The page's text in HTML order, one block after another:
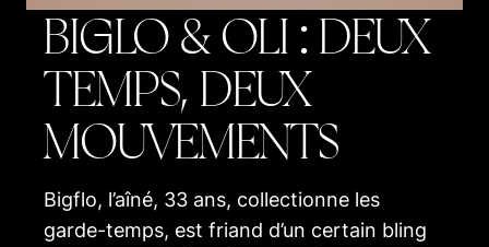
BIGLO & OLI : DEUX
TEMPS, DEUX
MOUVEMENTS
Bigflo, l’aîné, 33 ans, collectionne les
garde-temps, est friand d’un certain bling